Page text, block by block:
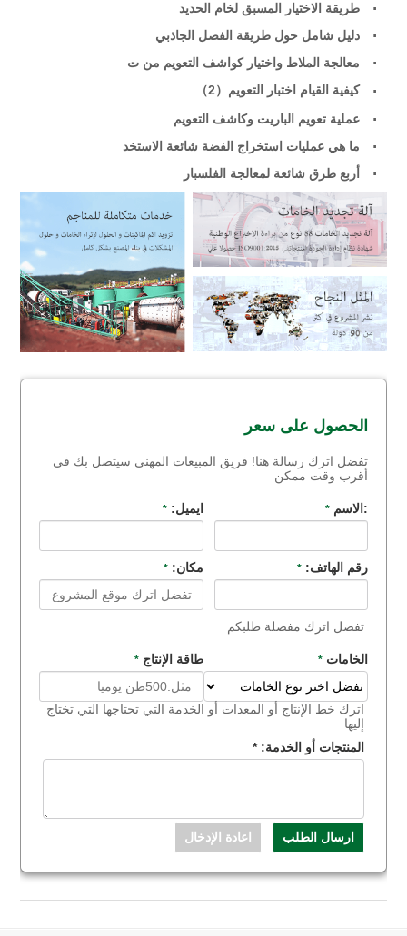
طريقة الاختيار المسبق لخام الحديد
دليل شامل حول طريقة الفصل الجاذبي
معالجة الملاط واختيار كواشف التعويم من ت
كيفية القيام اختبار التعويم（2）
عملية تعويم الباريت وكاشف التعويم
ما هي عمليات استخراج الفضة شائعة الاستخد
أربع طرق شائعة لمعالجة الفلسبار
الحصول على سعر
تفضل اترك رسالة هنا! فريق المبيعات المهني سيتصل بك في
أقرب وقت ممكن
:الاسم* ايميل: *
رقم الهاتف:* مكان: *
تفضل اترك مفصلة طلبكم
الخامات* طاقة الإنتاج *
اترك خط الإنتاج أو المعدات أو الخدمة التي تحتاجها التي تختاج
إليها
المنتجات أو الخدمة:*